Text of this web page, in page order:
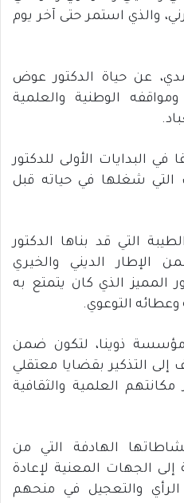
والذي استمر حتى آخر يوم
عن حياة الدكتور عوض
الوطنية والعلمية
البدايات الأولى للدكتور
التي شغلها في حياته قبل
التي قد بناها الدكتور
الإطار الديني والخيري
المميز الذي كان يتمتع به
وعطائه التوعوي.
مؤسسة ذوينا، لتكون ضمن
إلى التذكير بقضايا معتقلي
مكانتهم العلمية والثقافية
الهادفة التي من
الجهات المعنية لإعادة
والتعجيل في منحهم